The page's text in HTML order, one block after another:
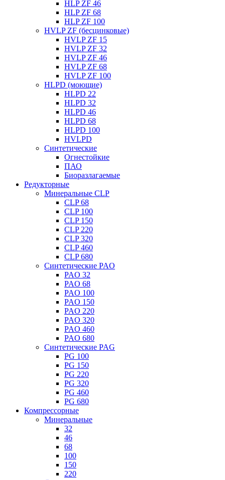
HLP ZF 46
HLP ZF 68
HLP ZF 100
HVLP ZF (бесцинковые)
HVLP ZF 15
HVLP ZF 32
HVLP ZF 46
HVLP ZF 68
HVLP ZF 100
HLPD (моющие)
HLPD 22
HLPD 32
HLPD 46
HLPD 68
HLPD 100
HVLPD
Синтетические
Огнестойкие
ПАО
Биоразлагаемые
Редукторные
Минеральные CLP
CLP 68
CLP 100
CLP 150
CLP 220
CLP 320
CLP 460
CLP 680
Синтетические PAO
PAO 32
PAO 68
PAO 100
PAO 150
PAO 220
PAO 320
PAO 460
PAO 680
Синтетические PAG
PG 100
PG 150
PG 220
PG 320
PG 460
PG 680
Компрессорные
Минеральные
32
46
68
100
150
220